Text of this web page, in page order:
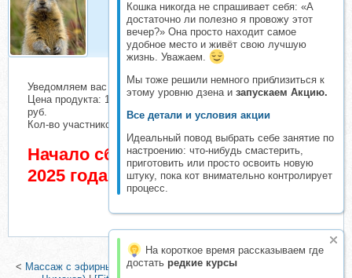
Кошка никогда не спрашивает себя: «А
достаточно ли полезно я провожу этот
вечер?» Она просто находит самое
удобное место и живёт свою лучшую
жизнь. Уважаем.
Мы тоже решили немного приблизиться к
этому уровню дзена и запускаем Акцию.
Все детали и условия акции
Идеальный повод выбрать себе занятие по
настроению: что-нибудь смастерить,
приготовить или просто освоить новую
штуку, пока кот внимательно контролирует
процесс.
На короткое время рассказываем где
достать редкие курсы
Евражкa
Организатор складчин
Уведомляем вас о начале сбора взносов.
Цена продукта: 1000 руб. Взнос с каждого участника: 182
руб.
Кол-во участников в основном списке: 1 чел.
Начало сбора взносов 3 Апрель
2025 года
< Массаж с эфирными маслами. Удвоенная эффективность (Илья